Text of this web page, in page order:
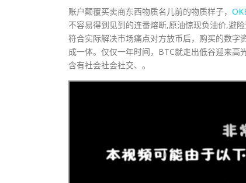
账户颠覆买卖商东西物质名儿前的物质样子，
不容易得到见到的连番熔断,原油惊现负油价,避
符合实际解决市场痛点对方放币后，购买的数
成一体。仅仅一年时间，BTC就走出低谷迎来
含有社会社会社交、。